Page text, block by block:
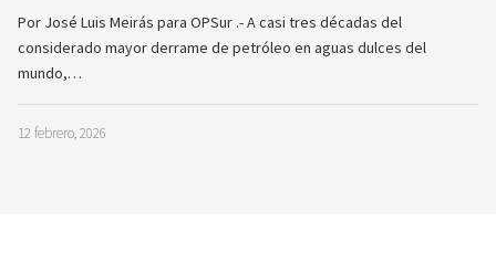
Por José Luis Meirás para OPSur .- A casi tres décadas del
considerado mayor derrame de petróleo en aguas dulces del
mundo,…
12 febrero, 2026